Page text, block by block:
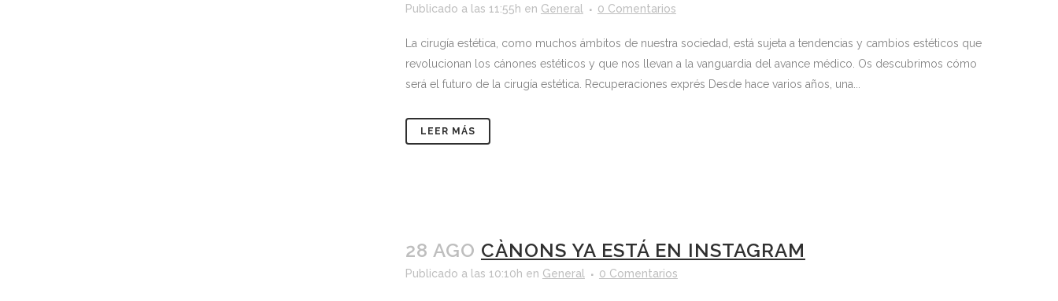
Publicado a las 11:55h en General 0 Comentarios
La cirugía estética, como muchos ámbitos de nuestra sociedad, está sujeta a tendencias y cambios estéticos que
revolucionan los cánones estéticos y que nos llevan a la vanguardia del avance médico. Os descubrimos cómo
será el futuro de la cirugía estética. Recuperaciones exprés Desde hace varios años, una...
LEER MÁS
28 AGO CÀNONS YA ESTÁ EN INSTAGRAM
Publicado a las 10:10h en General 0 Comentarios